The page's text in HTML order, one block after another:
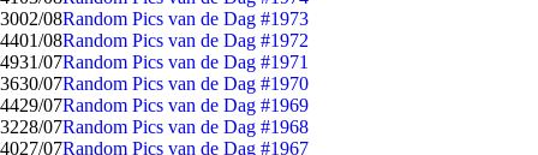
3002/08Random Pics van de Dag #1973
4401/08Random Pics van de Dag #1972
4931/07Random Pics van de Dag #1971
3630/07Random Pics van de Dag #1970
4429/07Random Pics van de Dag #1969
3228/07Random Pics van de Dag #1968
4027/07Random Pics van de Dag #1967